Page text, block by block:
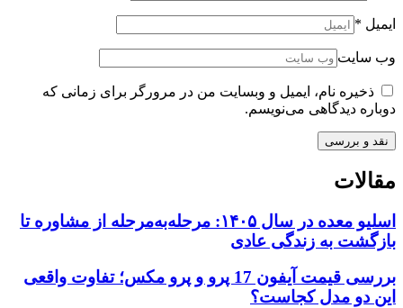
ایمیل *
وب سایت
ذخیره نام، ایمیل و وبسایت من در مرورگر برای زمانی که
دوباره دیدگاهی می‌نویسم.
مقالات
اسلیو معده در سال ۱۴۰۵: مرحله‌به‌مرحله از مشاوره تا
بازگشت به زندگی عادی
بررسی قیمت آیفون 17 پرو و پرو مکس؛ تفاوت واقعی
این دو مدل کجاست؟